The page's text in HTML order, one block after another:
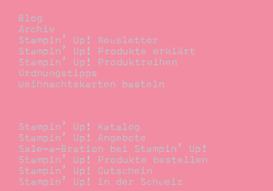
Blog
Archiv
Stampin’ Up! Newsletter
Stampin’ Up! Produkte erklärt
Stampin’ Up! Produktreihen
Ordnungstipps
Weihnachtskarten basteln
Stampin’ Up! Katalog
Stampin’ Up! Angebote
Sale-a-Bration bei Stampin’ Up!
Stampin’ Up! Produkte bestellen
Stampin’ Up! Gutschein
Stampin’ Up! in der Schweiz